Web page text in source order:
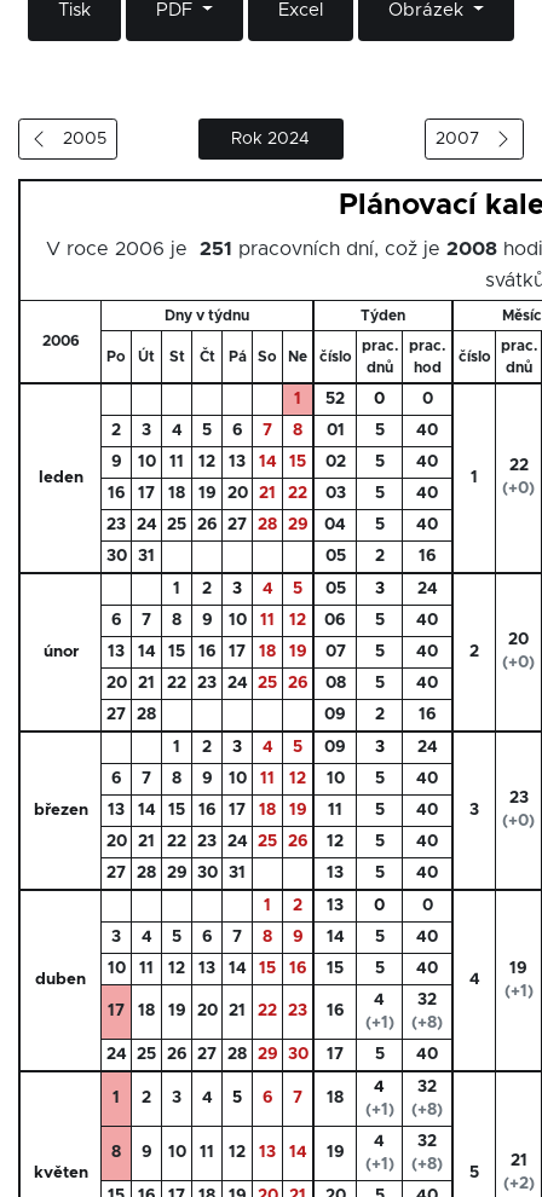
Tisk PDF Excel Obrázek
2005 Rok 2024 2007
Plánovací
V roce 2006 je 251 pracovních dní, což je 2008
2006
Dny v týdnu Týden Měsíc
Po Út St Čt Pá So Ne číslo
prac.
dnů
prac.
hod
číslo
prac.
dnů
leden
1 52 0 0
1
22
(+0)
2 3 4 5 6 7 8 01 5
40
9
10 11 12 13 14 15 02 5
40
16
17 18 19 20 21 22 03 5
40
23
24 25 26 27 28 29 04 5
40
30
31 05 2 16
únor
1 2 3 4 5 05 3 24
2
20
(+0)
6 7 8 9 10 11 12 06 5
40
13
14 15 16 17 18 19 07 5
40
20
21 22 23 24 25 26 08 5
40
27
28 09 2 16
březen
1 2 3 4 5 09 3 24
3
23
(+0)
6 7 8 9 10 11 12 10 5
40
13
14 15 16 17 18 19 11 5
40
20
21 22 23 24 25 26 12 5
40
27
28 29 30 31 13 5 40
duben
1 2 13 0 0
4
19
(+1)
3 4 5 6 7 8 9 14 5
40
10
11 12 13 14 15 16 15 5 40
17 18 19 20 21 22 23 16
4
(+1)
32
(+8)
24
25 26 27 28 29 30 17 5 40
květen
1 2 3 4 5 6 7 18
4
(+1)
32
(+8)
5
21
(+2)
8 9 10 11 12 13 14 19
4
(+1)
32
(+8)